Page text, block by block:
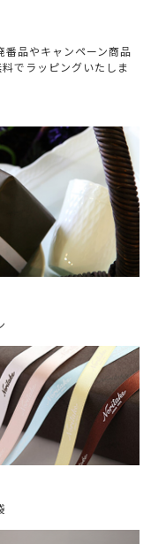
番品やキャンペーン商品
でラッピングいたしま